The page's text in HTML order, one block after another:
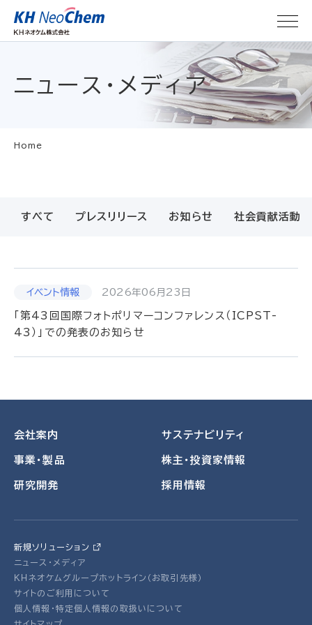
ニュース・メディア
Home
すべて プレスリリース お知らせ 社会貢献活動
2026年06月23日
「第43回国際フォトポリマーコンファレンス（ICPST-
43）」での発表のお知らせ
会社案内
事業・製品
研究開発
サステナビリティ
株主・投資家情報
採用情報
新規ソリューション
ニュース・メディア
ＫＨネオケムグループホットライン（お取引先様）
サイトのご利用について
個人情報・特定個人情報の取扱いについて